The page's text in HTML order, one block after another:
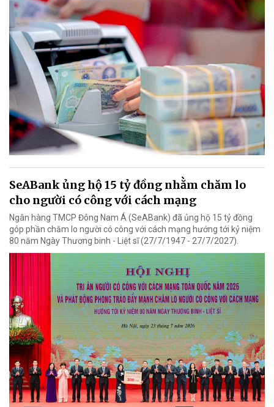
SeABank ủng hộ 15 tỷ đồng nhằm chăm lo
cho người có công với cách mạng
Ngân hàng TMCP Đông Nam Á (SeABank) đã ủng hộ 15 tỷ đồng
góp phần chăm lo người có công với cách mạng hướng tới kỷ niệm
80 năm Ngày Thương binh - Liệt sĩ (27/7/1947 - 27/7/2027).